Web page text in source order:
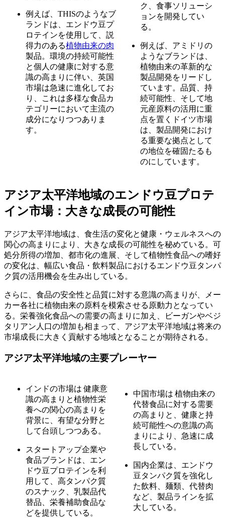
例えば、THISのようなブ
ランドは、エンドウ豆プ
ロテインを使用して、説
得力のある植物由来の肉
製品。環境の持続可能性
と個人の健康に対する意
識の高まりに伴い、英国
市場は急速に進化してお
り、これは多様な食品カ
テゴリーにおいて主流の
成分になりつつありま
す。
ク、食事ソリューシ
ョンを開発してい
る。
例えば、アミドリの
ようなブランドは、
植物由来の革新的な
製品開発をリードし
ています。品質、持
続可能性、そして地
元産原料の活用に重
点を置くドイツ市場
は、製品開発におけ
る重要な拠点として
の地位を確固たるも
のにしています。
アジア太平洋地域のエンドウ豆プロテ
イン市場：大きな成長の可能性
アジア太平洋地域は、食生活の変化と健康・ウェルネスへの
関心の高まりにより、大きな成長の可能性を秘めている。可
処分所得の増加、都市化の進展、そして植物性食品への嗜好
の変化は、幅広い食品・飲料製品におけるエンドウ豆タンパ
ク質の活用機会を生み出している。
さらに、食品の安全性と品質に対する意識の高まりが、メー
カー各社に植物由来の原料を模索させる原動力となってい
る。栄養強化食品への需要の高まりに加え、ビーガンやベジ
タリアン人口の増加も相まって、アジア太平洋地域は将来の
市場成長に大きく貢献する地域となることが期待される。
アジア太平洋地域の主要プレーヤー
インドの市場は 健康意
識の高まりと植物性栄
養への関心の高まりを
背景に、有望な分野と
して台頭しつつある。
スタートアップ企業や
食品ブランドは、エン
ドウ豆プロテインを利
用して、高タンパク質
のスナック、乳製品代
替品、栄養補助食品な
どを提供している。
中国市場は 植物由来の
代替食品に対する需要
の高まりと、健康と持
続可能性への意識の高
まりにより、急速に成
長している。
国内企業は、エンドウ
豆タンパク質を強化し
た飲料、麺類、代替肉
など、製品ラインを拡
大している。